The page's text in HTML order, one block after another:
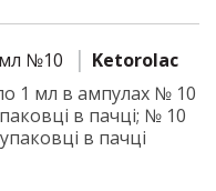
№10
Ketorolac
1 мл в ампулах № 10
в пачці; № 10
в пачці